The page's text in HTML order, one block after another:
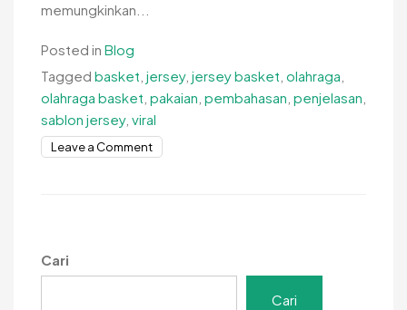
memungkinkan...
Posted in Blog
Tagged basket jersey, jersey basket olahraga
olahraga basket pakaian pembahasan penjelasan
sablon jersey, viral
Leave a Commenton
Cari
Cari